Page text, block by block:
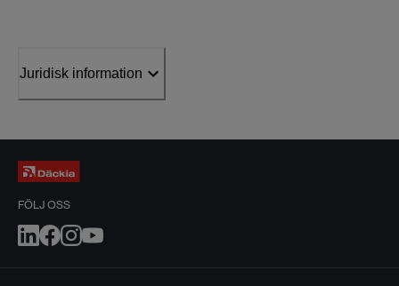
Juridisk information
FÖLJ OSS